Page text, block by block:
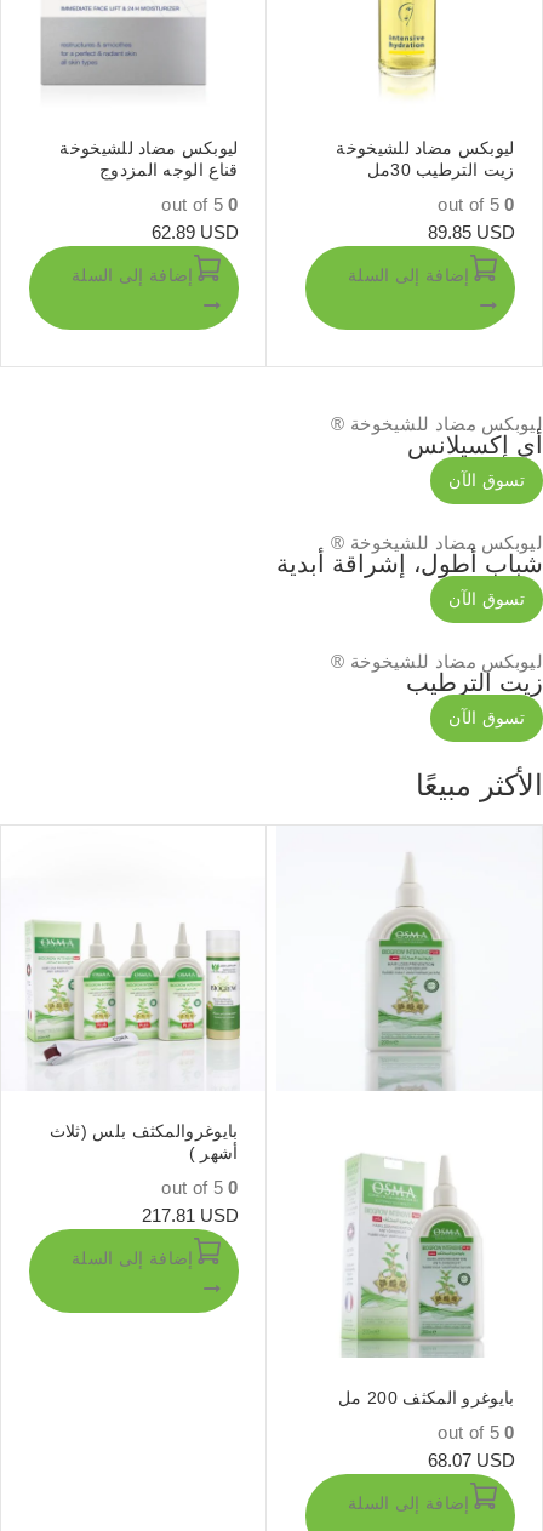
ليوبكس مضاد للشيخوخة
زيت الترطيب 30مل
0
out of 5
89.85 USD
إضافة إلى السلة
ليوبكس مضاد للشيخوخة
قناع الوجه المزدوج
0
out of 5
62.89 USD
إضافة إلى السلة
ليوبكس مضاد للشيخوخة ®
أي إكسيلانس
تسوق الآن
ليوبكس مضاد للشيخوخة ®
شباب أطول، إشراقة أبدية
تسوق الآن
ليوبكس مضاد للشيخوخة ®
زيت الترطيب
تسوق الآن
الأكثر مبيعًا
بايوغرو المكثف 200 مل
0
out of 5
68.07 USD
إضافة إلى السلة
بايوغروالمكثف بلس (ثلاث
أشهر )
0
out of 5
217.81 USD
إضافة إلى السلة